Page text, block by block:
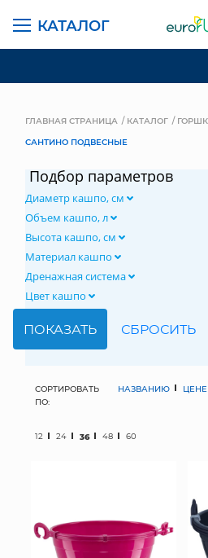
КАТАЛОГ
СВАДЕБНАЯ
МЯГКИЕ
СУНДУКИ
ГЛАВНАЯ СТРАНИЦА КАТАЛОГ
САНТИНО ПОДВЕСНЫЕ
Подбор параметров
Диаметр кашпо, см
Объем кашпо, л
Высота кашпо, см
Материал кашпо
Дренажная система
Цвет кашпо
СОРТИРОВАТЬ
ПО:
НАЗВАНИЮ ЦЕНЕ
12 24 36 48 60